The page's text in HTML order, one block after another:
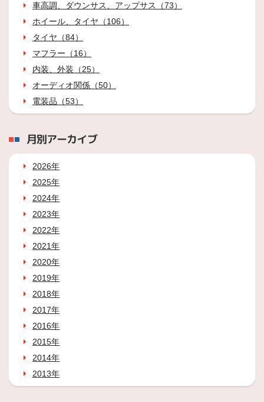
車高調、ダウンサス、アップサス（73）
ホイール、タイヤ（106）
タイヤ（84）
マフラー（16）
内装、外装（25）
オーディオ関係（50）
電装品（53）
月別アーカイブ
2026年
2025年
2024年
2023年
2022年
2021年
2020年
2019年
2018年
2017年
2016年
2015年
2014年
2013年